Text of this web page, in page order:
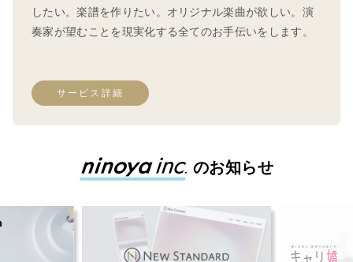
したい。楽譜を作りたい。オリジナル楽曲が欲しい。演
奏家が望むことを現実化する全てのお手伝いをします。
サービス詳細
のお知らせ